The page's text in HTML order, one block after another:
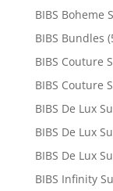
BIBS Boheme
BIBS Bundles
BIBS Couture
BIBS Couture
BIBS De Lux
BIBS De Lux
BIBS De Lux
BIBS Infinity